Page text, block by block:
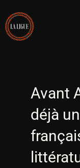
contenu
Avant
déjà